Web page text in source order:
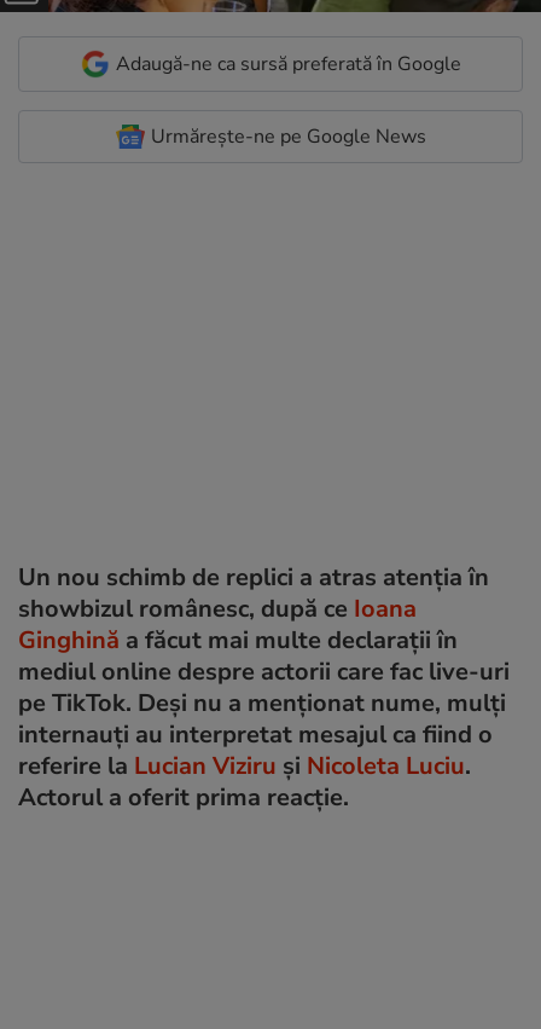
Adaugă-ne ca sursă preferată în Google
Urmărește-ne pe Google News
Un nou schimb de replici a atras atenția în
showbizul românesc, după ce Ioana
Ginghină a făcut mai multe declarații în
mediul online despre actorii care fac live-uri
pe TikTok. Deși nu a menționat nume, mulți
internauți au interpretat mesajul ca fiind o
referire la Lucian Viziru și Nicoleta Luciu.
Actorul a oferit prima reacție.